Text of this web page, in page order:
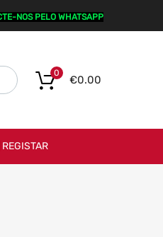
NOS PELO WHATSAPP
€0.00
0